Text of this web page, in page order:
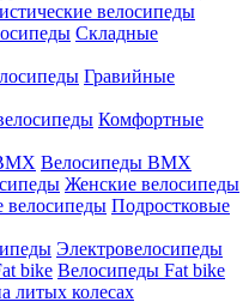
велосипеды
Складные
Гравийные
Комфортные
Велосипеды BMX
Женские велосипеды
Подростковые
Электровелосипеды
Велосипеды Fat bike